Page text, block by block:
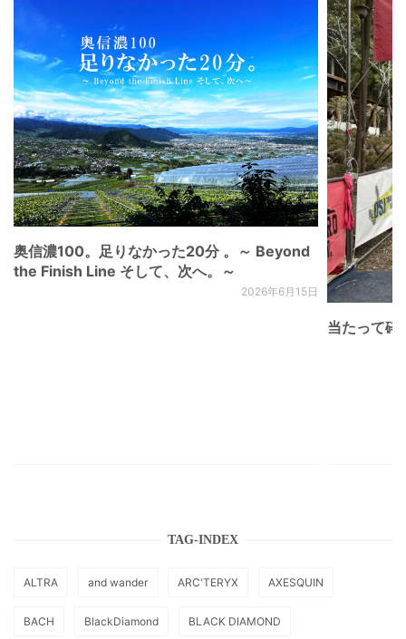
奥信濃100。足りなかった20分 。～ Beyond
the Finish Line そして、次へ。～
2026年6月15日
当たって砕
TAG-INDEX
ALTRA and wander ARC'TERYX AXESQUIN
BACH BlackDiamond BLACK DIAMOND